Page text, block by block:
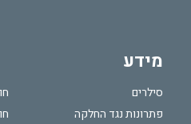
מידע
סילרים
פתרונות נגד החלקה